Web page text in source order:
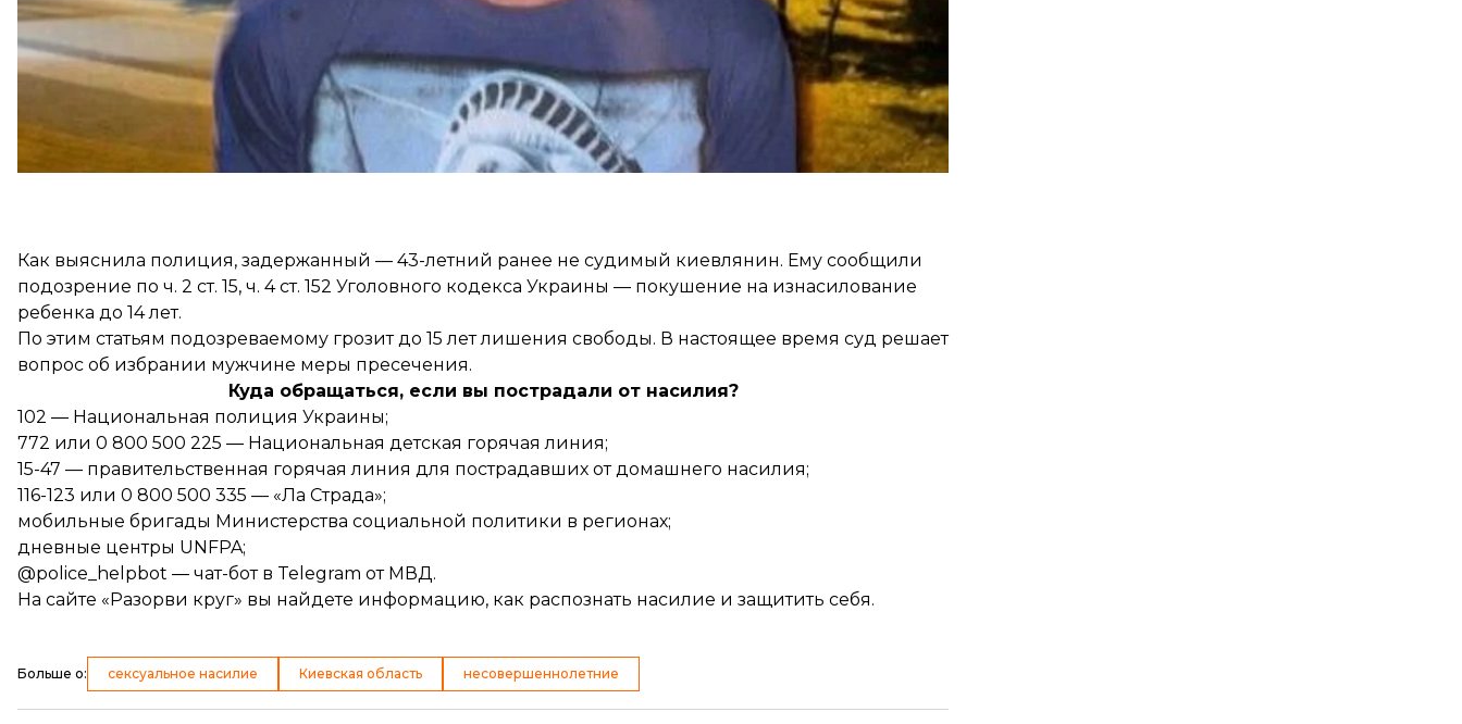
Как выяснила полиция, задержанный — 43-летний ранее не судимый киевлянин. Ему сообщили
подозрение по ч. 2 ст. 15, ч. 4 ст. 152 Уголовного кодекса Украины — покушение на изнасилование
ребенка до 14 лет.
По этим статьям подозреваемому грозит до 15 лет лишения свободы. В настоящее время суд решает
вопрос об избрании мужчине меры пресечения.
Куда обращаться, если вы пострадали от насилия?
102 ― Национальная полиция Украины;
772 или 0 800 500 225 ― Национальная детская горячая линия;
15-47 — правительственная горячая линия для пострадавших от домашнего насилия;
116-123 или 0 800 500 335 — «Ла Страда»;
мобильные бригады Министерства социальной политики в регионах;
дневные центры UNFPA;
@police_helpbot ― чат-бот в Telegram от МВД.
На сайте «Разорви круг» вы найдете информацию, как распознать насилие и защитить себя.
Больше о: сексуальное насилие Киевская область несовершеннолетние